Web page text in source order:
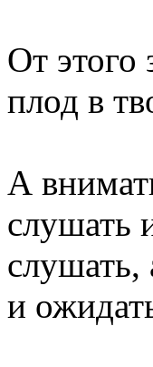
От этого
плод в
А
слушать
слушать,
и